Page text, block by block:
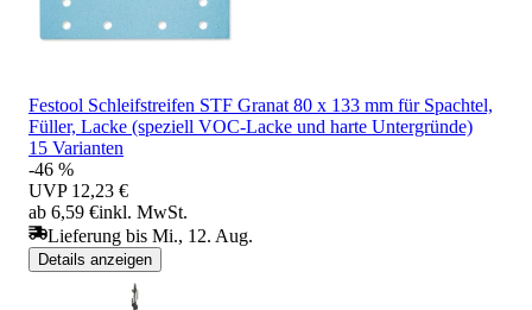
Festool Schleifstreifen STF Granat 80 x 133 mm für Spachtel,
Füller, Lacke (speziell VOC-Lacke und harte Untergründe)
15 Varianten
-46 %
UVP 12,23 €
ab 6,59 €inkl. MwSt.
Lieferung bis Mi., 12. Aug.
Details anzeigen